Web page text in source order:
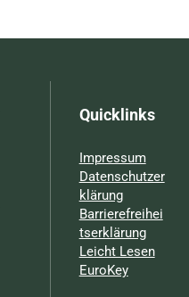
Quicklinks
Impressum
Datenschutzer
klärung
Barrierefreihei
tserklärung
Leicht Lesen
EuroKey